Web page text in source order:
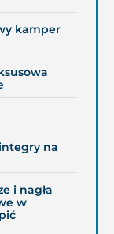
kamper
na
i nagła
w